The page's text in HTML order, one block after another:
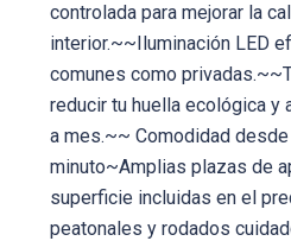
controlada para mejorar la
interior.~~Iluminación LED
comunes como
reducir tu huella ecológica y
a mes.~~ Comodidad
minuto~Amplias plazas de
superficie incluidas en el
peatonales y rodados